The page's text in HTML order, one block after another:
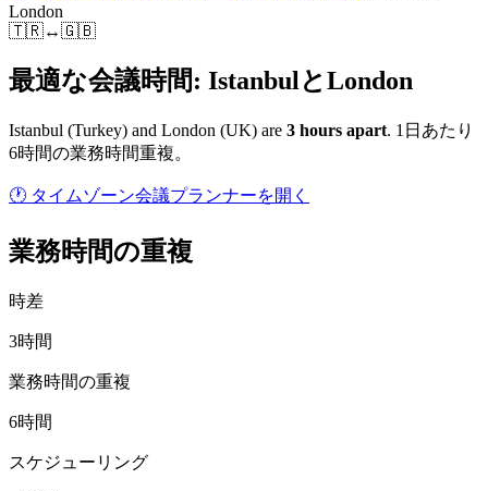
London
🇹🇷↔🇬🇧
最適な会議時間: IstanbulとLondon
Istanbul (Turkey) and London (UK) are 3 hours apart. 1日あたり
6時間の業務時間重複。
🕐 タイムゾーン会議プランナーを開く
業務時間の重複
時差
3時間
業務時間の重複
6時間
スケジューリング